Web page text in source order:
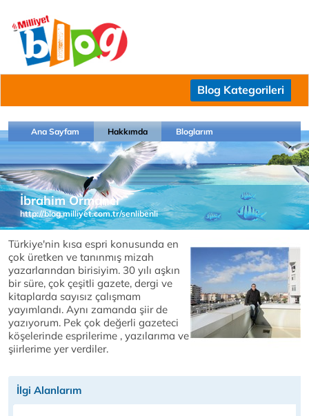
Blog Kategorileri
Ana Sayfam Hakkımda Bloglarım
İbrahim Ormancı
http://blog.milliyet.com.tr/senlibenli
Türkiye'nin kısa espri konusunda en
çok üretken ve tanınmış mizah
yazarlarından birisiyim. 30 yılı aşkın
bir süre, çok çeşitli gazete, dergi ve
kitaplarda sayısız çalışmam
yayımlandı. Aynı zamanda şiir de
yazıyorum. Pek çok değerli gazeteci
köşelerinde esprilerime , yazılarıma ve
şiirlerime yer verdiler.
İlgi Alanlarım